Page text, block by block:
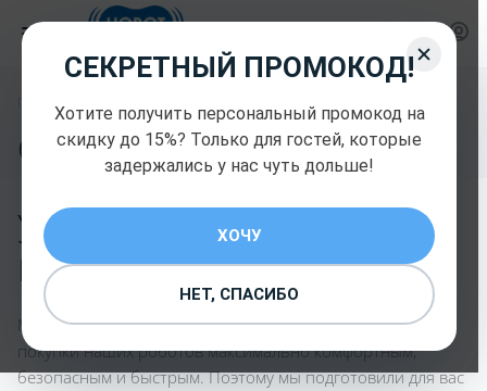
Главная
Оплата и доставка
Уважаемый
покупатель!
Мы ценим ваше время и стремимся сделать процесс
покупки наших роботов максимально комфортным,
безопасным и быстрым. Поэтому мы подготовили для вас
СЕКРЕТНЫЙ ПРОМОКОД!
Хотите получить персональный промокод на
скидку до 15%? Только для гостей, которые
задержались у нас чуть дольше!
ХОЧУ
НЕТ, СПАСИБО